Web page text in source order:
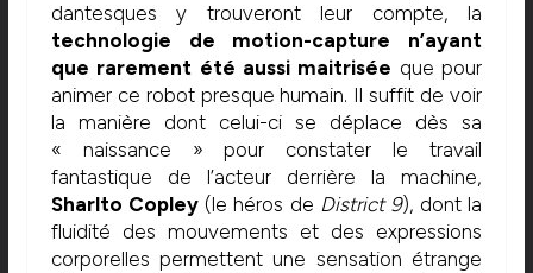
dantesques y trouveront leur compte, la
technologie de motion-capture n’ayant
que rarement été aussi maitrisée que pour
animer ce robot presque humain. Il suffit de voir
la manière dont celui-ci se déplace dès sa
« naissance » pour constater le travail
fantastique de l’acteur derrière la machine,
Sharlto Copley(le héros de District 9), dont la
fluidité des mouvements et des expressions
corporelles permettent une sensation étrange